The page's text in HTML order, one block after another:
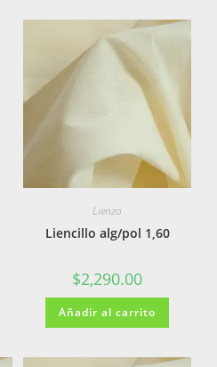
Lienzo
Liencillo alg/pol 1,60
$2,290.00
Añadir al carrito